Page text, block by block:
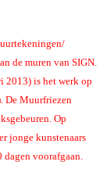
de muren van SIGN.
2013) is het werk op
De Muurfriezen
Op
jonge kunstenaars
dagen voorafgaan.